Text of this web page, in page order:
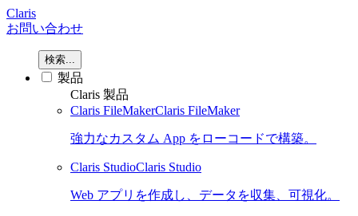
Claris
お問い合わせ
検索...
製品
Claris 製品
Claris FileMakerClaris FileMaker
強力なカスタム App をローコードで構築。
Claris StudioClaris Studio
Web アプリを作成し、データを収集、可視化。